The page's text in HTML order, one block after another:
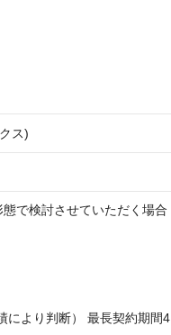
ス)
で検討させていただく場合
により判断） 最長契約期間4